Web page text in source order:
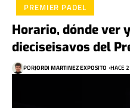
PREMIER PADEL
Horario, dónde ver
dieciseisavos del
PORJORDI MARTINEZ EXPOSITO HACE